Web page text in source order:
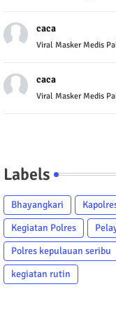
caca
Viral Masker Medis
caca
Viral Masker Medis
Labels
Bhayangkari
Kegiatan Polres
Polres kepulauan seribu
kegiatan rutin